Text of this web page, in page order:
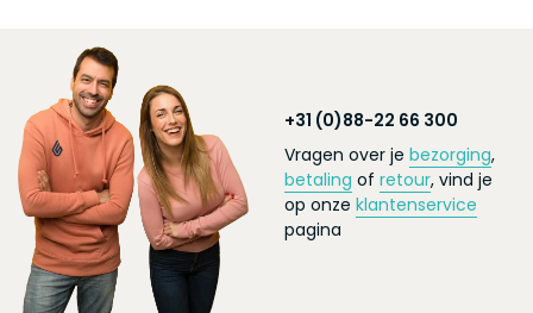
+31 (0)88-22 66 300
Vragen over je bezorging,
betaling of retour, vind je
op onze klantenservice
pagina